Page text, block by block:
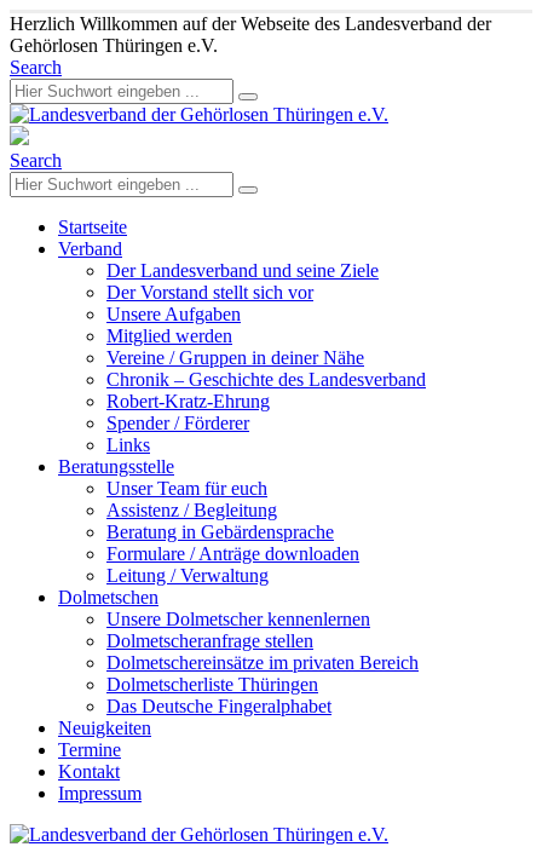
Herzlich Willkommen auf der Webseite des Landesverband der
Gehörlosen Thüringen e.V.
Search
Search
Startseite
Verband
Der Landesverband und seine Ziele
Der Vorstand stellt sich vor
Unsere Aufgaben
Mitglied werden
Vereine / Gruppen in deiner Nähe
Chronik – Geschichte des Landesverband
Robert-Kratz-Ehrung
Spender / Förderer
Links
Beratungsstelle
Unser Team für euch
Assistenz / Begleitung
Beratung in Gebärdensprache
Formulare / Anträge downloaden
Leitung / Verwaltung
Dolmetschen
Unsere Dolmetscher kennenlernen
Dolmetscheranfrage stellen
Dolmetschereinsätze im privaten Bereich
Dolmetscherliste Thüringen
Das Deutsche Fingeralphabet
Neuigkeiten
Termine
Kontakt
Impressum